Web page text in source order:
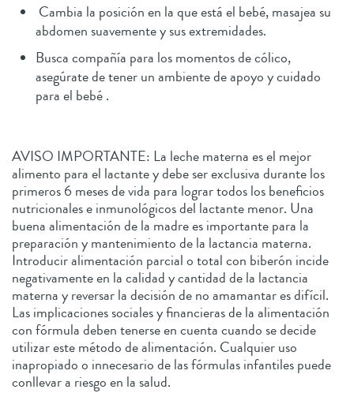
Cambia la posición en la que está el bebé, masajea su
abdomen suavemente y sus extremidades.
Busca compañía para los momentos de cólico,
asegúrate de tener un ambiente de apoyo y cuidado
para el bebé .
AVISO IMPORTANTE: La leche materna es el mejor
alimento para el lactante y debe ser exclusiva durante los
primeros 6 meses de vida para lograr todos los beneficios
nutricionales e inmunológicos del lactante menor. Una
buena alimentación de la madre es importante para la
preparación y mantenimiento de la lactancia materna.
Introducir alimentación parcial o total con biberón incide
negativamente en la calidad y cantidad de la lactancia
materna y reversar la decisión de no amamantar es difícil.
Las implicaciones sociales y financieras de la alimentación
con fórmula deben tenerse en cuenta cuando se decide
utilizar este método de alimentación. Cualquier uso
inapropiado o innecesario de las fórmulas infantiles puede
conllevar a riesgo en la salud.